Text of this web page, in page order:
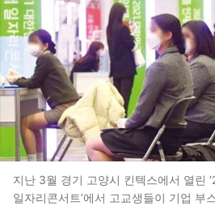
지난 3월 경기 고양시 킨텍스에서 열린
일자리콘서트’에서 고교생들이 기업 부